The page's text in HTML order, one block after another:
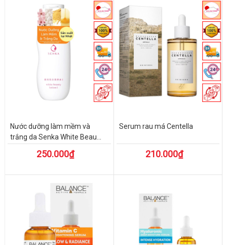
Nước dưỡng làm mềm và
trắng da Senka White Beau...
250.000₫
Serum rau má Centella
210.000₫